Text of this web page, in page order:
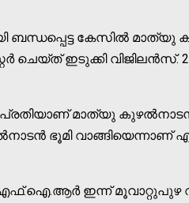
ബന്ധപ്പെട്ട കേസില്‍
ചെയ്ത് ഇടുക്കി വിജിലന്‍സ്.
പ്രതിയാണ് മാത്യു
ഭൂമി
എഫ്.ഐ.ആര്‍ ഇന്ന് മൂവാറ്റുപുഴ